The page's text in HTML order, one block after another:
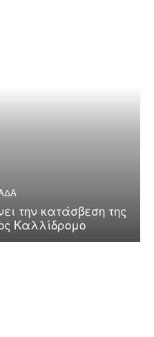
την κατάσβεση της
Καλλίδρομο